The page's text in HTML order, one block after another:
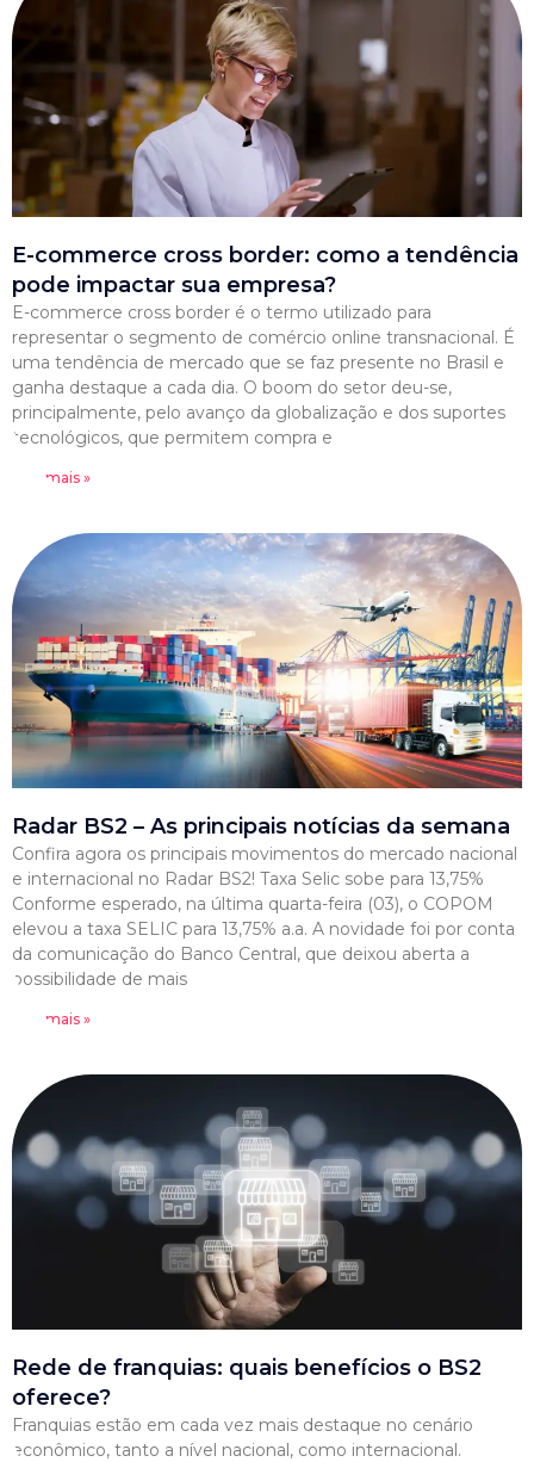
E-commerce cross border: como a tendência
pode impactar sua empresa?
E-commerce cross border é o termo utilizado para
representar o segmento de comércio online transnacional. É
uma tendência de mercado que se faz presente no Brasil e
ganha destaque a cada dia. O boom do setor deu-se,
principalmente, pelo avanço da globalização e dos suportes
tecnológicos, que permitem compra e
Leia mais »
Radar BS2 – As principais notícias da semana
Confira agora os principais movimentos do mercado nacional
e internacional no Radar BS2! Taxa Selic sobe para 13,75%
Conforme esperado, na última quarta-feira (03), o COPOM
elevou a taxa SELIC para 13,75% a.a. A novidade foi por conta
da comunicação do Banco Central, que deixou aberta a
possibilidade de mais
Leia mais »
Rede de franquias: quais benefícios o BS2
oferece?
Franquias estão em cada vez mais destaque no cenário
econômico, tanto a nível nacional, como internacional.